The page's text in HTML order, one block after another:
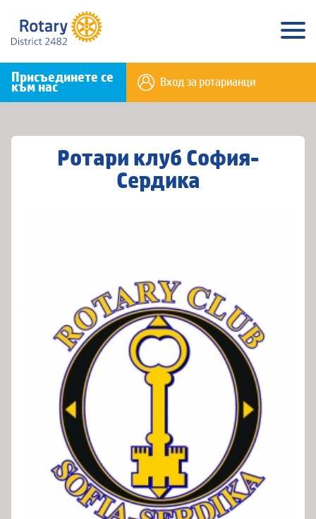
Присъединете се
към нас Вход за ротарианци
Ротари клуб София-
Сердика